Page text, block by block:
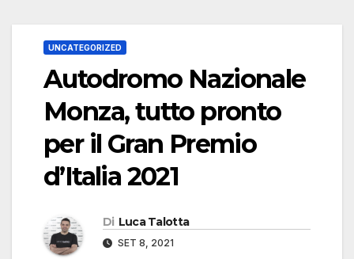
UNCATEGORIZED
Autodromo Nazionale
Monza, tutto pronto
per il Gran Premio
d’Italia 2021
Di Luca Talotta
SET 8, 2021